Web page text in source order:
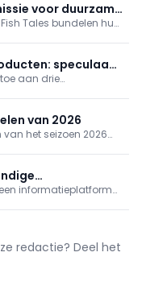
voor duurzame
Tales bundelen hun
speculaas
toe aan drie
bak- en
van 2026
het seizoen 2026
informatieplatform
redactie? Deel het